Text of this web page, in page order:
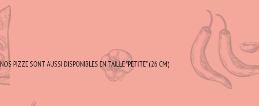
PIZZE SONT AUSSI DISPONIBLES EN TAILLE "PETITE" (26 CM)